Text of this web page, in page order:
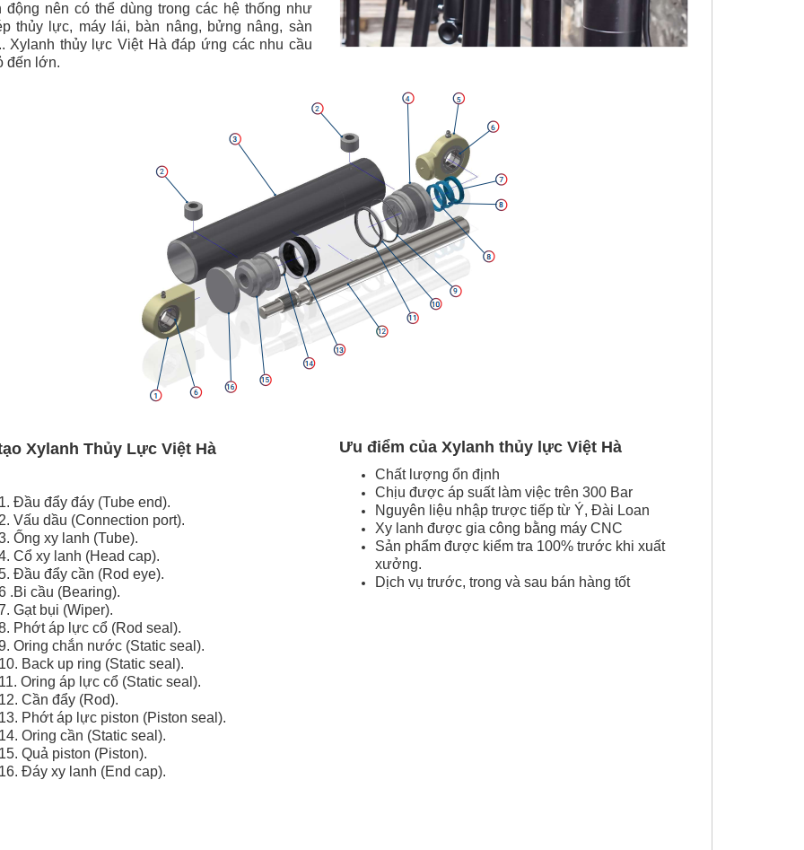
Hầu hết các quá trình công nghiệp
đòi hỏi những vật thể hoặc thực thể
chuyển dịch từ vị trí này sang vị trí
khác, hoặc tác dụng lực để...
Nguyên lý vận hành cơ bản của dẫn
động thủy lực được áp dụng trong
nhiều loại truyền động khác nhau.
Trong các bộ dẫn động này, hai
thành phần...
Tổng Quan Về Bơm Ly
động nên có thể dùng trong các hệ thống như
thủy lực, máy lái, bàn nâng, bửng nâng, sàn
Xylanh thủy lực Việt Hà đáp ứng các nhu cầu
đến lớn.
Xylanh Thủy Lực Việt Hà
Đầu đẩy đáy (Tube end).
Vấu dầu (Connection port).
Ống xy lanh (Tube).
Cổ xy lanh (Head cap).
Đầu đẩy cần (Rod eye).
.Bi cầu (Bearing).
Gạt bụi (Wiper).
Phớt áp lực cổ (Rod seal).
Oring chắn nước (Static seal).
Back up ring (Static seal).
Oring áp lực cổ (Static seal).
Cần đẩy (Rod).
Phớt áp lực piston (Piston seal).
Oring cần (Static seal).
Quả piston (Piston).
Đáy xy lanh (End cap).
Ưu điểm của Xylanh thủy lực Việt Hà
Chất lượng ổn định
Chịu được áp suất làm việc trên 300 Bar
Nguyên liệu nhập trược tiếp từ Ý, Đài Loan
Xy lanh được gia công bằng máy CNC
Sản phẩm được kiểm tra 100% trước khi xuất
xưởng.
Dịch vụ trước, trong và sau bán hàng tốt